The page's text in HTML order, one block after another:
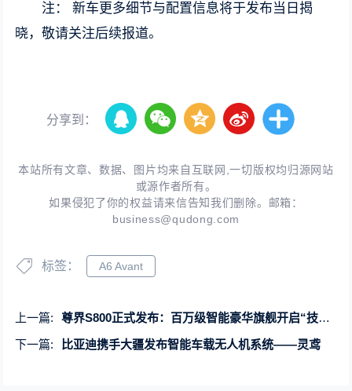
注： 新车更多细节与配置信息将于发布当日揭
晓，敬请关注后续报道。
分享到：
本站所有文章、数据、图片均来自互联网,一切版权均归源网站
或源作者所有。
如果侵犯了你的权益请来信告知我们删除。邮箱：
business@qudong.com
标签： A6 Avant
上一篇:
尊界S800正式发布：百万级智能豪华旗舰开启“技术定义豪华”新时代
下一篇:
比亚迪携手大疆发布智能车载无人机系统——灵鸢